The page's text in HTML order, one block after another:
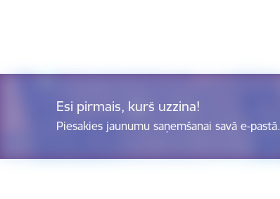
Esi pirmais, kurš uzzina!
Piesakies jaunumu saņemšanai savā e-pastā.